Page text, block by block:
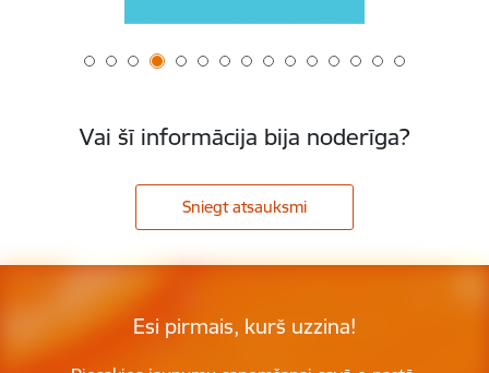
Vai šī informācija bija noderīga?
Sniegt atsauksmi
Esi pirmais, kurš uzzina!